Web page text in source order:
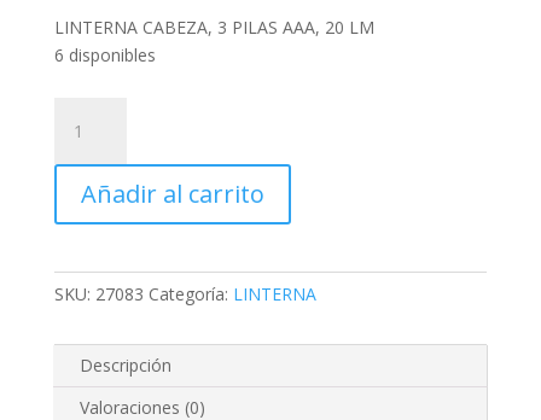
LINTERNA CABEZA, 3 PILAS AAA, 20 LM
6 disponibles
CABEZA,
3
PILAS
AAA,
LM
cantidad
Añadir al carrito
SKU: 27083 Categoría: LINTERNA
Descripción
Valoraciones (0)